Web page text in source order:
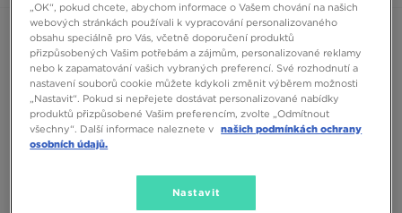
Seřadit:Doporučené Filtrovat
Žádné produkty k zobrazení
Změňte kritéria vyhledávání nebo
„OK“, pokud chcete, abychom informace o Vašem chování na našich
webových stránkách používali k vypracování personalizovaného
obsahu speciálně pro Vás, včetně doporučení produktů
přizpůsobených Vašim potřebám a zájmům, personalizované reklamy
nebo k zapamatování vašich vybraných preferencí. Své rozhodnutí a
nastavení souborů cookie můžete kdykoli změnit výběrem možnosti
„Nastavit“. Pokud si nepřejete dostávat personalizované nabídky
produktů přizpůsobené Vašim preferencím, zvolte „Odmítnout
všechny“. Další informace naleznete v našich podmínkách ochrany
osobních údajů.
Nastavit